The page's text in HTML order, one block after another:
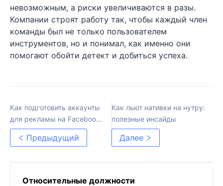
невозможным, а риски увеличиваются в разы.
Компании строят работу так, чтобы каждый член
команды был не только пользователем
инструментов, но и понимал, как именно они
помогают обойти детект и добиться успеха.
Как подготовить аккаунты
для рекламы на Facebook
и избежать блокировок
Предыдущий
Как льют нативки на нутру:
полезные инсайды
Далее
Относительные должности